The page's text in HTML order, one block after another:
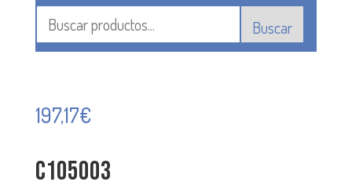
Buscar
197,17€
C105003